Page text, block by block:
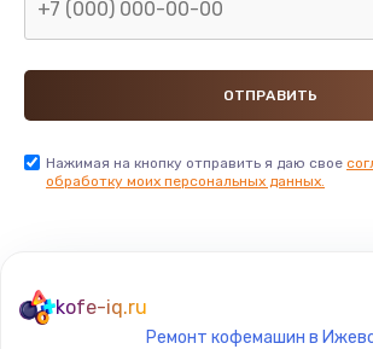
Нажимая на кнопку отправить я даю свое
обработку моих персональных данных.
kofe-iq.ru
Ремонт кофемашин в